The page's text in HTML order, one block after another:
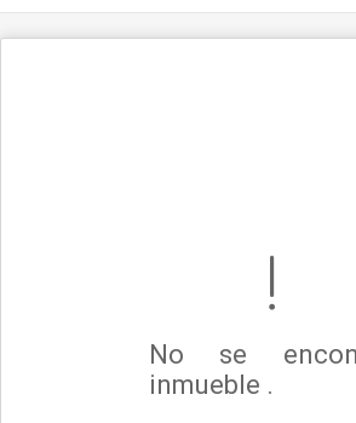
No se
inmueble .